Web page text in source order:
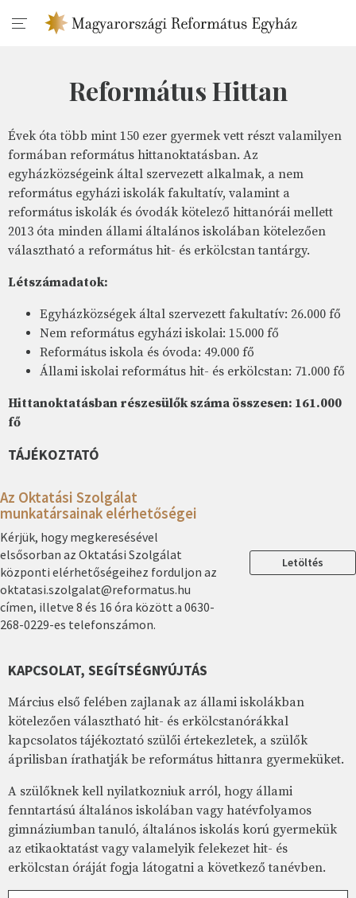
Református Hittan
Évek óta több mint 150 ezer gyermek vett részt valamilyen
formában református hittanoktatásban. Az
egyházközségeink által szervezett alkalmak, a nem
református egyházi iskolák fakultatív, valamint a
református iskolák és óvodák kötelező hittanórái mellett
2013 óta minden állami általános iskolában kötelezően
választható a református hit- és erkölcstan tantárgy.
Létszámadatok:
Egyházközségek által szervezett fakultatív: 26.000 fő
Nem református egyházi iskolai: 15.000 fő
Református iskola és óvoda: 49.000 fő
Állami iskolai református hit- és erkölcstan: 71.000 fő
Hittanoktatásban részesülők száma összesen: 161.000
fő
TÁJÉKOZTATÓ
Az Oktatási Szolgálat
munkatársainak elérhetőségei
Kérjük, hogy megkeresésével
elsősorban az Oktatási Szolgálat
központi elérhetőségeihez forduljon az
oktatasi.szolgalat@reformatus.hu
címen, illetve 8 és 16 óra között a 0630-
268-0229-es telefonszámon.
Letöltés
KAPCSOLAT, SEGÍTSÉGNYÚJTÁS
Március első felében zajlanak az állami iskolákban
kötelezően választható hit- és erkölcstanórákkal
kapcsolatos tájékoztató szülői értekezletek, a szülők
áprilisban írathatják be református hittanra gyermeküket.
A szülőknek kell nyilatkozniuk arról, hogy állami
fenntartású általános iskolában vagy hatévfolyamos
gimnáziumban tanuló, általános iskolás korú gyermekük
az etikaoktatást vagy valamelyik felekezet hit- és
erkölcstan óráját fogja látogatni a következő tanévben.